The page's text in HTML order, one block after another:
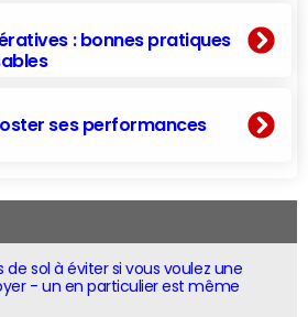
: bonnes pratiques
ses performances
sol à éviter si vous voulez une
- un en particulier est même